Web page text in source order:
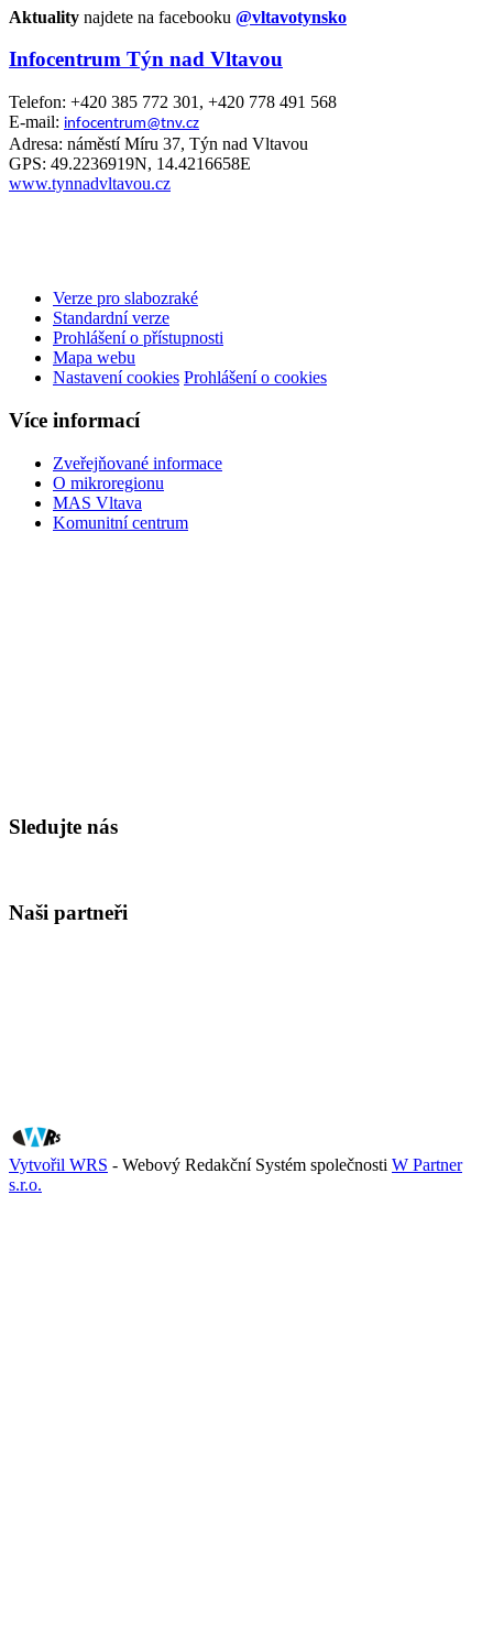
Aktuality najdete na facebooku @vltavotynsko
Infocentrum Týn nad Vltavou
Telefon: +420 385 772 301, +420 778 491 568
E-mail: infocentrum@tnv.cz
Adresa: náměstí Míru 37, Týn nad Vltavou
GPS: 49.2236919N, 14.4216658E
www.tynnadvltavou.cz
Verze pro slabozraké
Standardní verze
Prohlášení o přístupnosti
Mapa webu
Nastavení cookies Prohlášení o cookies
Více informací
Zveřejňované informace
O mikroregionu
MAS Vltava
Komunitní centrum
Sledujte nás
Naši partneři
Vytvořil WRS - Webový Redakční Systém společnosti W Partner
s.r.o.